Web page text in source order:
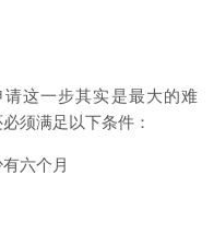
请这一步其实是最大的难
须满足以下条件：
六个月